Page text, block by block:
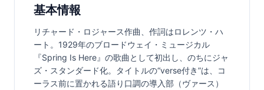
基本情報
リチャード・ロジャース作曲、作詞はロレンツ・ハ
ート。1929年のブロードウェイ・ミュージカル
『Spring Is Here』の歌曲として初出し、のちにジャ
ズ・スタンダード化。タイトルの“verse付き”は、コ
ーラス前に置かれる語り口調の導入部（ヴァース）